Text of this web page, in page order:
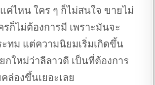
ค่ไหน ใคร ๆ ก็ไม่สนใจ ขายไม่
ก็ไม่ต้องการมี เพราะมันจะ
ทม แต่ความนิยมเริ่มเกิดขึ้น
กใหม่ว่าลีลาวดี เป็นที่ต้องการ
ล่องขึ้นเยอะเลย